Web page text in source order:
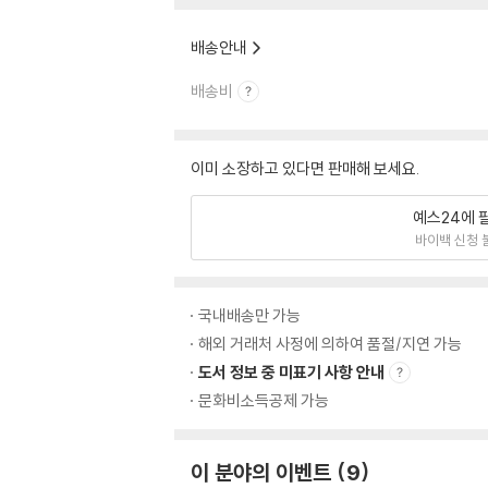
배송안내
배송비
이미 소장하고 있다면 판매해 보세요.
예스24에
바이백 신청
국내배송만 가능
해외 거래처 사정에 의하여 품절/지연 가능
도서 정보 중 미표기 사항 안내
문화비소득공제 가능
이 분야의 이벤트 9